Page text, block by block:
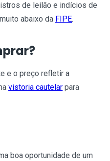
de leilão e indícios de
abaixo da FIPE.
e o preço refletir a
vistoria cautelar para
boa oportunidade de um